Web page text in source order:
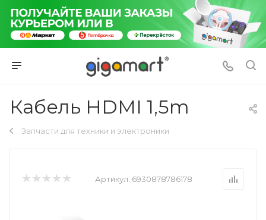
Кабель HDMI 1,5m
Запчасти для техники и электроники
Артикул: 6930878786178